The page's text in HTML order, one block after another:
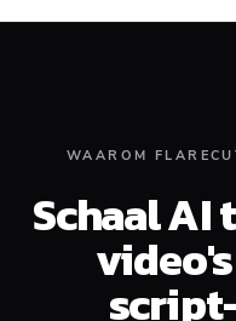
WAAROM
Schaal